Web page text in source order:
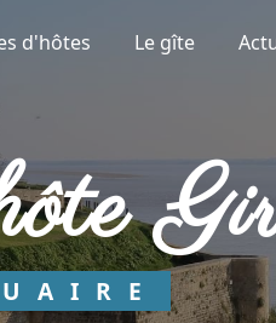
d'hôtes Le gîte